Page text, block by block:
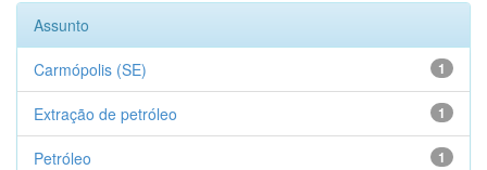
Assunto
1
Carmópolis (SE)
1
Extração de petróleo
1
Petróleo